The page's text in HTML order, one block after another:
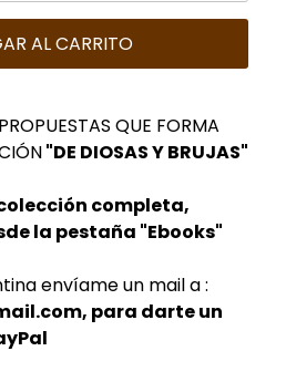
AL CARRITO
QUE FORMA
"DE DIOSAS Y BRUJAS"
completa,
la pestaña "Ebooks"
envíame un mail a :
para darte un